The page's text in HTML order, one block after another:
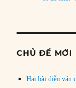
CHỦ ĐỀ MỚI
Hai bài diễn văn